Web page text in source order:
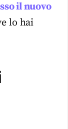
il nuovo
lo hai